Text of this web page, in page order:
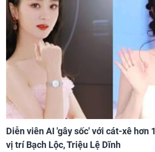
Diễn viên AI 'gây sốc' với cát-xê hơn
vị trí Bạch Lộc, Triệu Lệ Dĩnh